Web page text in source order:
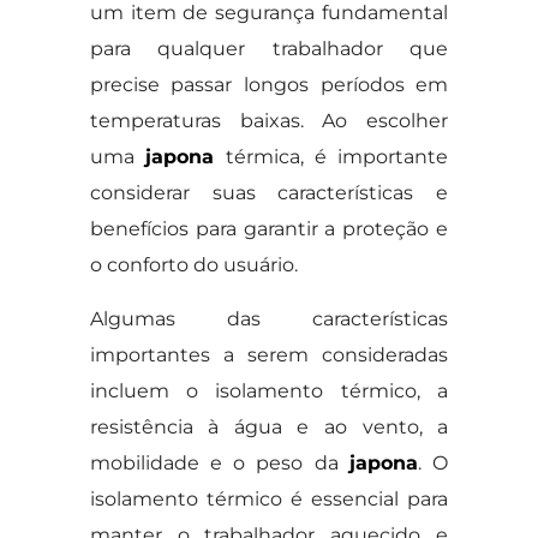
um item de segurança fundamental
para qualquer trabalhador que
precise passar longos períodos em
temperaturas baixas. Ao escolher
uma japona térmica, é importante
considerar suas características e
benefícios para garantir a proteção e
o conforto do usuário.
Algumas das características
importantes a serem consideradas
incluem o isolamento térmico, a
resistência à água e ao vento, a
mobilidade e o peso da japona. O
isolamento térmico é essencial para